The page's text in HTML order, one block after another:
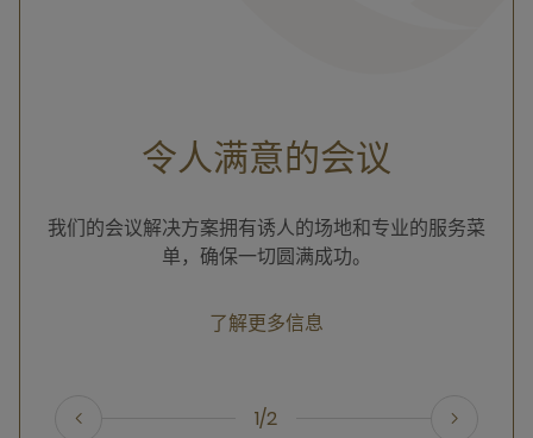
令人满意的会议
我们的会议解决方案拥有诱人的场地和专业的服务菜
单，确保一切圆满成功。
了解更多信息
1/2